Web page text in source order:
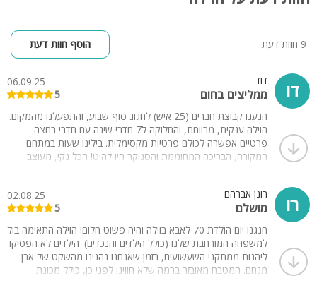
9 חוות דעת הוסף חוות דעת
דו דוד
ממליצים בחום
06.09.25
5
הגענו קבוצת חברים (25 איש) לחגוג סוף שבוע, והתפעלנו מהמקום.
הוילה ענקית, מרווחת, והחלוקה ל7 חדרי שינה עם חדרי רחצה
פרטיים אפשרה לכולם פרטיות מקסימלית. בילינו שעות במתחם
המקורה, הבריכה המחוממת והסנוקר היו להיט! הכל נקי, מעוצב
רו רונן אברהם
מושלם
02.08.25
5
חגגנו יום הולדת 70 לאבא בוילה והיה פשוט חלום! הוילה התאימה בול
למשפחה המורחבת שלנו (כולל הילדים והנכדים). הילדים לא הפסיקו
ליהנות ממתקני השעשועים, בזמן שאנחנו נהנינו מהשקט של אבן
מנחם. המטבח מאובזר ברמה שלא חווינו לפני כן, כולל מכונת